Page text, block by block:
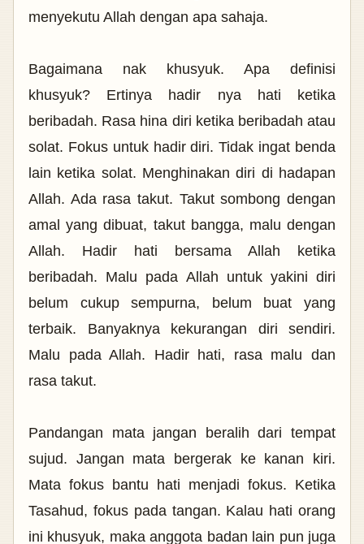
menyekutu Allah dengan apa sahaja.
Bagaimana nak khusyuk. Apa definisi
khusyuk? Ertinya hadir nya hati ketika
beribadah. Rasa hina diri ketika beribadah atau
solat. Fokus untuk hadir diri. Tidak ingat benda
lain ketika solat. Menghinakan diri di hadapan
Allah. Ada rasa takut. Takut sombong dengan
amal yang dibuat, takut bangga, malu dengan
Allah. Hadir hati bersama Allah ketika
beribadah. Malu pada Allah untuk yakini diri
belum cukup sempurna, belum buat yang
terbaik. Banyaknya kekurangan diri sendiri.
Malu pada Allah. Hadir hati, rasa malu dan
rasa takut.
Pandangan mata jangan beralih dari tempat
sujud. Jangan mata bergerak ke kanan kiri.
Mata fokus bantu hati menjadi fokus. Ketika
Tasahud, fokus pada tangan. Kalau hati orang
ini khusyuk, maka anggota badan lain pun juga